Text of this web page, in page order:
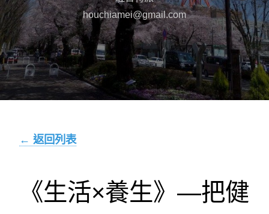
houchiamei@gmail.com
← 返回列表
《生活×養生》—把健